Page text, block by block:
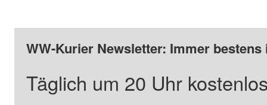
WW-Kurier Newsletter: Immer
Täglich um 20 Uhr